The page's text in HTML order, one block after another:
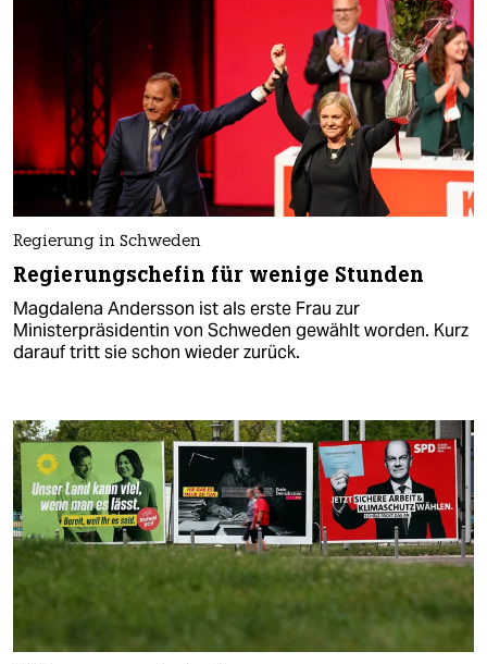
Regierung in Schweden
Regierungschefin für wenige Stunden
Magdalena Andersson ist als erste Frau zur
Ministerpräsidentin von Schweden gewählt worden. Kurz
darauf tritt sie schon wieder zurück.